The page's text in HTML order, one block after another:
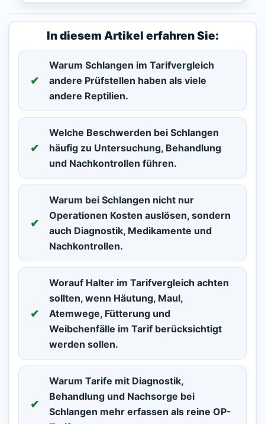
In diesem Artikel erfahren Sie:
Warum Schlangen im Tarifvergleich
andere Prüfstellen haben als viele
andere Reptilien.
Welche Beschwerden bei Schlangen
häufig zu Untersuchung, Behandlung
und Nachkontrollen führen.
Warum bei Schlangen nicht nur
Operationen Kosten auslösen, sondern
auch Diagnostik, Medikamente und
Nachkontrollen.
Worauf Halter im Tarifvergleich achten
sollten, wenn Häutung, Maul,
Atemwege, Fütterung und
Weibchenfälle im Tarif berücksichtigt
werden sollen.
Warum Tarife mit Diagnostik,
Behandlung und Nachsorge bei
Schlangen mehr erfassen als reine OP-